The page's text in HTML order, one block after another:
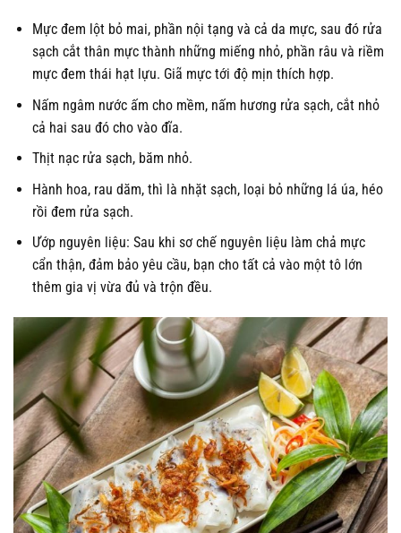
Mực đem lột bỏ mai, phần nội tạng và cả da mực, sau đó rửa
sạch cắt thân mực thành những miếng nhỏ, phần râu và riềm
mực đem thái hạt lựu. Giã mực tới độ mịn thích hợp.
Nấm ngâm nước ấm cho mềm, nấm hương rửa sạch, cắt nhỏ
cả hai sau đó cho vào đĩa.
Thịt nạc rửa sạch, băm nhỏ.
Hành hoa, rau dăm, thì là nhặt sạch, loại bỏ những lá úa, héo
rồi đem rửa sạch.
Ướp nguyên liệu: Sau khi sơ chế nguyên liệu làm chả mực
cẩn thận, đảm bảo yêu cầu, bạn cho tất cả vào một tô lớn
thêm gia vị vừa đủ và trộn đều.